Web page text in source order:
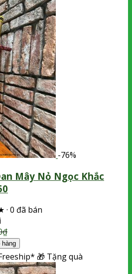
-76%
Mây Nỏ Ngọc Khắc
· 0 đã bán
₫
hàng
🎁 Tặng quà